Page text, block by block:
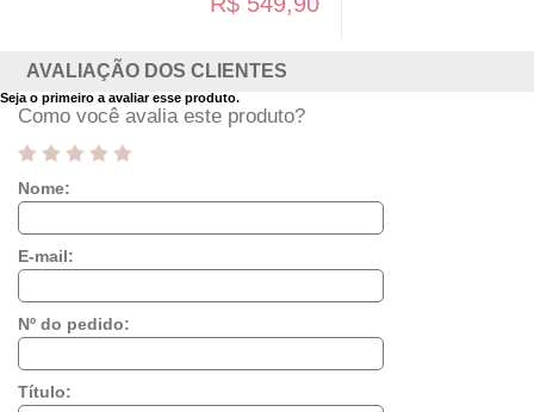
AVALIAÇÃO DOS CLIENTES
Seja o primeiro a avaliar esse produto.
Como você avalia este produto?
Nome:
E-mail:
Nº do pedido:
Título: